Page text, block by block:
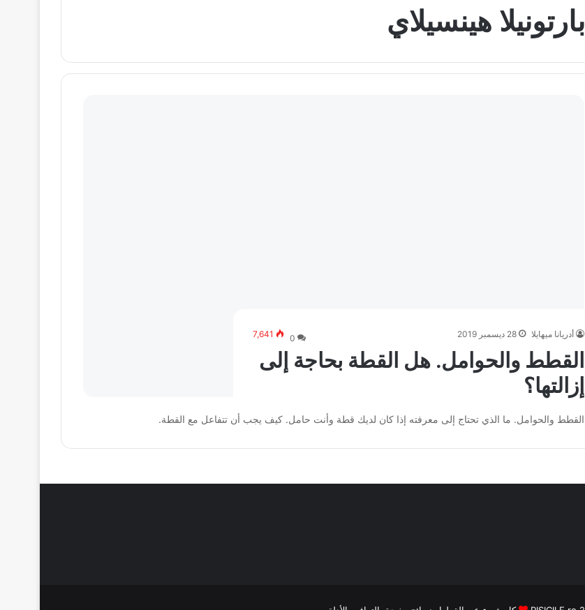
بارتونيلا هينسيلاي
أدريانا ميهايلا 28 ديسمبر 2019 0
7,641
القطط والحوامل. هل القطة بحاجة إلى
إزالتها؟
القطط والحوامل. ما الذي تحتاج إلى معرفته إذا كان لديك قطة وأنت حامل. كيف يجب أن تتفاعل مع القطة.